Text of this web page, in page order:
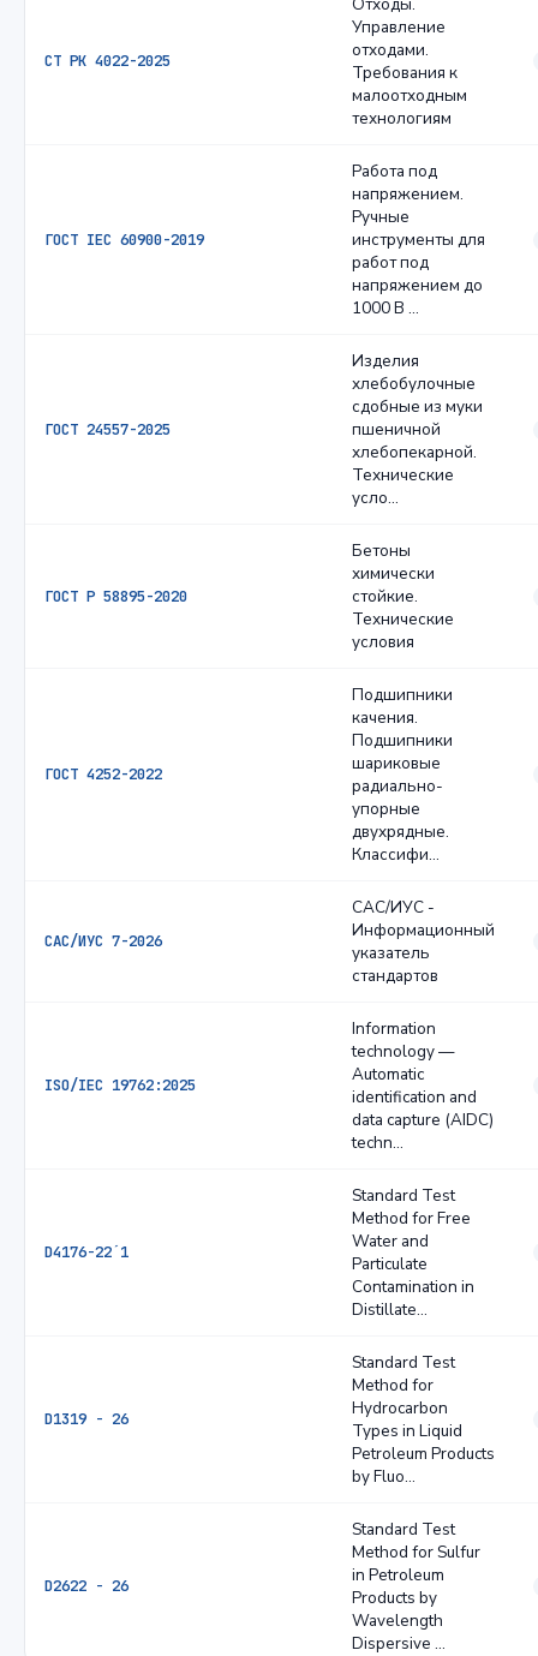
СТ РК 4022-2025
Управление
отходами.
Требования к
малоотходным
технологиям
ГОСТ IEC 60900-2019
Работа под
напряжением.
Ручные
инструменты для
работ под
напряжением до
1000 В …
ГОСТ 24557-2025
Изделия
хлебобулочные
сдобные из муки
пшеничной
хлебопекарной.
Технические
усло…
ГОСТ Р 58895-2020
Бетоны
химически
стойкие.
Технические
условия
ГОСТ 4252-2022
Подшипники
качения.
Подшипники
шариковые
радиально-
упорные
двухрядные.
Классифи…
САС/ИУС 7-2026
САС/ИУС -
Информационный
указатель
стандартов
ISO/IEC 19762:2025
Information
technology —
Automatic
identification and
data capture (AIDC)
techn…
D4176−22´1
Standard Test
Method for Free
Water and
Particulate
Contamination in
Distillate…
D1319 − 26
Standard Test
Method for
Hydrocarbon
Types in Liquid
Petroleum Products
by Fluo…
D2622 − 26
Standard Test
Method for Sulfur
in Petroleum
Products by
Wavelength
Dispersive …